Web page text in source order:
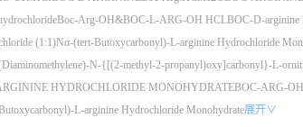
Boc-Arg-OH&BOC-L-ARG-OH HCLBOC-D-arginine
(1:1)Nα-(tert-Butoxycarbonyl)-L-arginine Hydrochloride
N-{[(2-methyl-2-propanyl)oxy]carbonyl}-L-
HYDROCHLORIDE MONOHYDRATEBOC-ARG-
L-arginine Hydrochloride Monohydrate展开∨